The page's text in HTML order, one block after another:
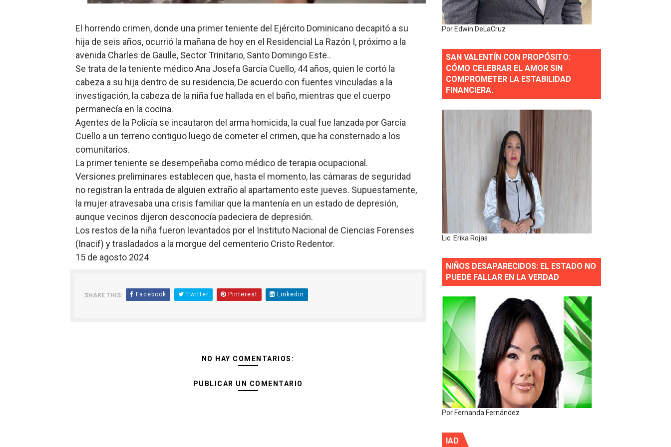
Lee Ballester a los que se forman como agentes “Todo el equipo de la DGM debe acogerse a normas éticas y ser garante de los derechos de
Operativo Interinstitucional “Compromiso Ambiental 2.0”
Trabajadores de la prensa y Obispado de la Provincia Santo Domingo Acuerdan Alianza Estratégica para Impulsar el Desarrollo de Santo
Ministerio de Cultura anuncia ganadores de Premios Anuales de Literatura 2026 y el de Historia 2025
Más de 180 dirigentes sindicales de las Américas se reúnen en República Dominicana para fortalecer el diálogo social y el trabajo decente
El horrendo crimen, donde una primer teniente del Ejército Dominicano decapitó a su
hija de seis años, ocurrió la mañana de hoy en el Residencial La Razón I, próximo a la
avenida Charles de Gaulle, Sector Trinitario, Santo Domingo Este..
Se trata de la teniente médico Ana Josefa García Cuello, 44 años, quien le cortó la
cabeza a su hija dentro de su residencia, De acuerdo con fuentes vinculadas a la
investigación, la cabeza de la niña fue hallada en el baño, mientras que el cuerpo
permanecía en la cocina.
Agentes de la Policía se incautaron del arma homicida, la cual fue lanzada por García
Cuello a un terreno contiguo luego de cometer el crimen, que ha consternado a los
comunitarios.
La primer teniente se desempeñaba como médico de terapia ocupacional.
Versiones preliminares establecen que, hasta el momento, las cámaras de seguridad
no registran la entrada de alguien extraño al apartamento este jueves. Supuestamente,
la mujer atravesaba una crisis familiar que la mantenía en un estado de depresión,
aunque vecinos dijeron desconocía padeciera de depresión.
Los restos de la niña fueron levantados por el Instituto Nacional de Ciencias Forenses
(Inacif) y trasladados a la morgue del cementerio Cristo Redentor.
15 de agosto 2024
SHARE THIS: Facebook Twitter Pinterest Linkedin
NO HAY COMENTARIOS:
PUBLICAR UN COMENTARIO
Por Edwin DeLaCruz
SAN VALENTÍN CON PROPÓSITO:
CÓMO CELEBRAR EL AMOR SIN
COMPROMETER LA ESTABILIDAD
FINANCIERA.
Lic. Erika Rojas
NIÑOS DESAPARECIDOS: EL ESTADO NO
PUEDE FALLAR EN LA VERDAD
Por Fernanda Fernández
IAD